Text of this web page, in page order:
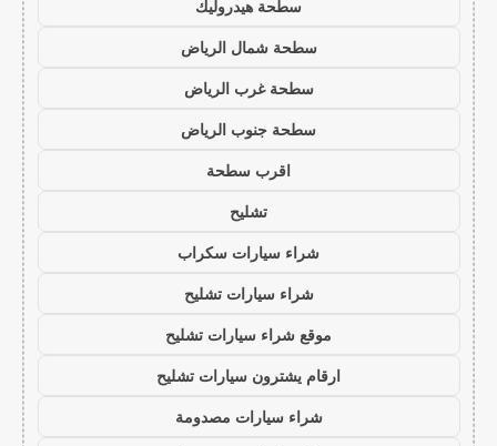
سطحة هيدروليك
سطحة شمال الرياض
سطحة غرب الرياض
سطحة جنوب الرياض
اقرب سطحة
تشليح
شراء سيارات سكراب
شراء سيارات تشليح
موقع شراء سيارات تشليح
ارقام يشترون سيارات تشليح
شراء سيارات مصدومة